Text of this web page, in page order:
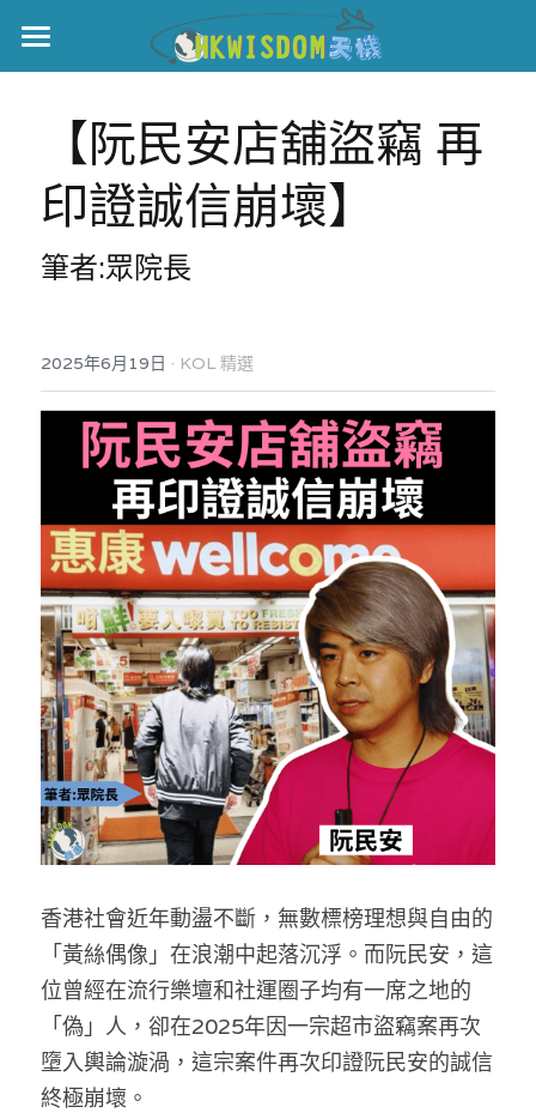
主頁
世界盃
伊美戰爭
黎智英案
美西媒體謊言實錄
宏福‧革新
宏福苑聽證會
宏福火災正視聽
記錄．宏福苑火災
港聞
中國
國際
娛樂
反華推手你要知
反華推手懶人包
民主派騙案十式
反華推手起底
美西霸凌內幕
美西極權主義
真相直擊
極端暴恐實錄
KOL 專欄
林淑芳專欄
屈穎妍專欄
朱庭萱專欄
莫綺琪專欄
黃萬成專欄
招國偉專欄
高松傑專欄
林伯強專欄
絕密法庭檔案
醫院口岸爆炸案
屠龍小隊案
黎智英案審訊
支聯會案
35+顛覆案
生活
吃喝玩指南
休閒好介紹
親子
花生仔漫畫週記
關於我們
人才招聘
投稿熱線
商戶合作
支持讚助
條款及細則
搜索
繁體中文
繁體中文
English
【阮民安店舖盜竊 再
印證誠信崩壞】
筆者:眾院長
2025年6月19日 · KOL 精選
香港社會近年動盪不斷，無數標榜理想與自由的
「黃絲偶像」在浪潮中起落沉浮。而阮民安，這
位曾經在流行樂壇和社運圈子均有一席之地的
「偽」人，卻在2025年因一宗超市盜竊案再次
墮入輿論漩渦，這宗案件再次印證阮民安的誠信
終極崩壞。